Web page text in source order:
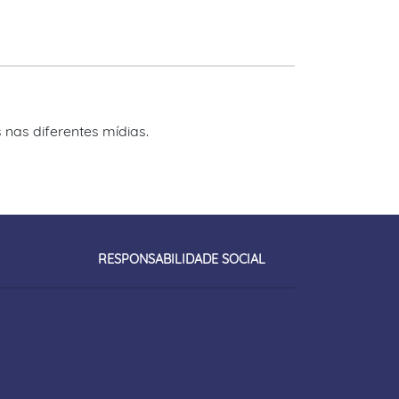
diferentes mídias.
RESPONSABILIDADE SOCIAL